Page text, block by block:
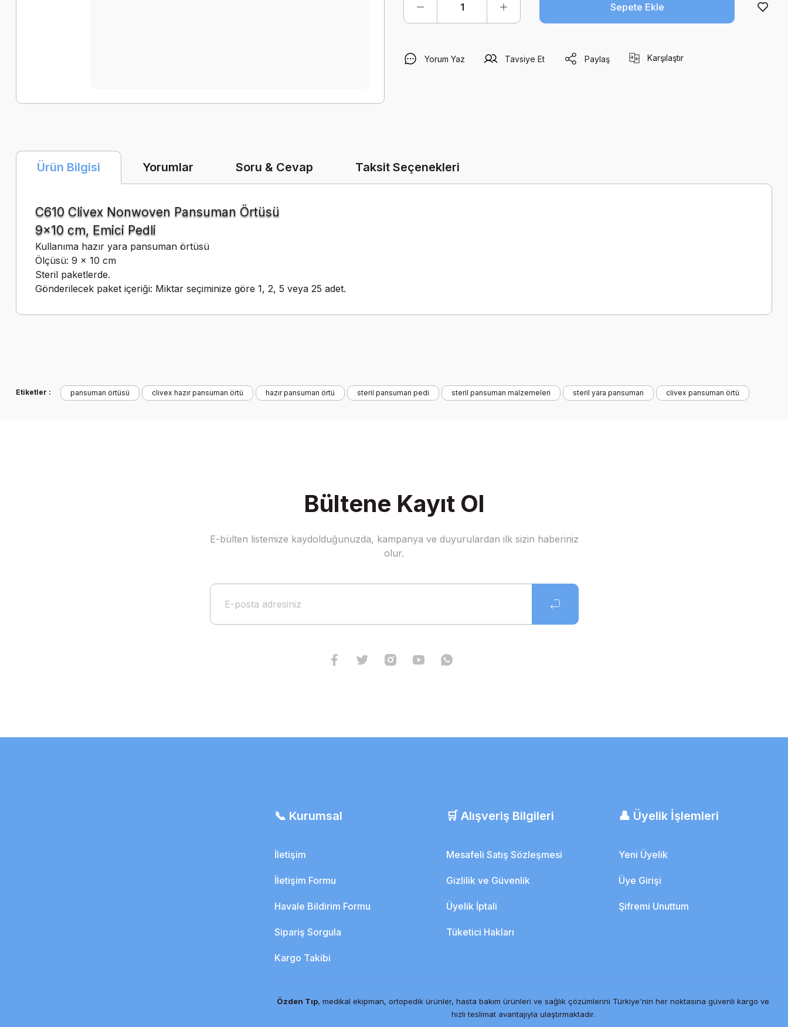
Sepete Ekle
Yorum Yaz Tavsiye Et Paylaş Karşılaştır
Ürün Bilgisi Yorumlar Soru & Cevap Taksit Seçenekleri
C610 Clivex Nonwoven Pansuman Örtüsü
9x10 cm, Emici Pedli
Kullanıma hazır yara pansuman örtüsü
Ölçüsü: 9 x 10 cm
Steril paketlerde.
Gönderilecek paket içeriği: Miktar seçiminize göre 1, 2, 5 veya 25 adet.
Yorum Yaz
Soru Sor
Etiketler : pansuman örtüsü clivex hazır pansuman örtü hazır pansuman örtü steril pansuman pedi steril pansuman malzemeleri steril yara pansuman clivex pansuman örtü
Bültene Kayıt Ol
E-bülten listemize kaydolduğunuzda, kampanya ve duyurulardan ilk sizin haberiniz
olur.
📞 Kurumsal
İletişim
İletişim Formu
Havale Bildirim Formu
Sipariş Sorgula
Kargo Takibi
🛒 Alışveriş Bilgileri
Mesafeli Satış Sözleşmesi
Gizlilik ve Güvenlik
Üyelik İptali
Tüketici Hakları
👤 Üyelik İşlemleri
Yeni Üyelik
Üye Girişi
Şifremi Unuttum
Özden Tıp, medikal ekipman, ortopedik ürünler, hasta bakım ürünleri ve sağlık çözümlerini Türkiye'nin her noktasına güvenli kargo ve
hızlı teslimat avantajıyla ulaştırmaktadır.